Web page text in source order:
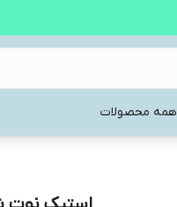
همه محصولات